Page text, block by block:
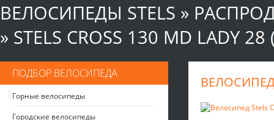
ВЕЛОСИПЕДЫ STELS »
» STELS CROSS 130 MD LADY
ПОДБОР ВЕЛОСИПЕДА
Горные велосипеды
Городские велосипеды
ВЕЛОСИПЕД